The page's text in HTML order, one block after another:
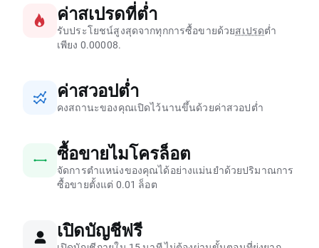
ค่าสเปรดที่ต่ำ
รับประโยชน์สูงสุดจากทุกการซื้อขายด้วยสเปรดต่ำ
เพียง 0.00008.
ค่าสวอปต่ำ
คงสถานะของคุณเปิดไว้นานขึ้นด้วยค่าสวอปต่ำ
ซื้อขายไมโครล็อต
จัดการตำแหน่งของคุณได้อย่างแม่นยำด้วยปริมาณการ
ซื้อขายตั้งแต่ 0.01 ล็อต
เปิดบัญชีฟรี